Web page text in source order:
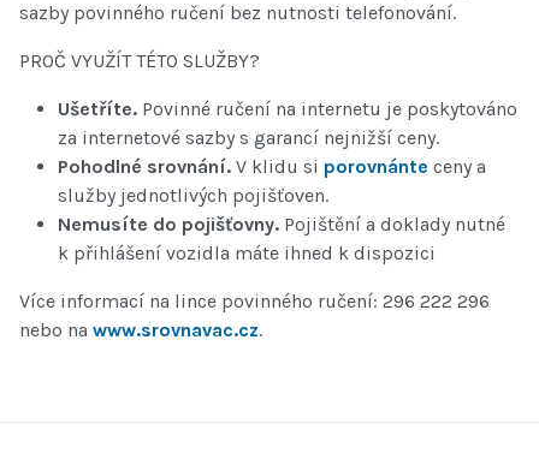
sazby povinného ručení bez nutnosti telefonování.
PROČ VYUŽÍT TÉTO SLUŽBY?
Ušetříte. Povinné ručení na internetu je poskytováno
za internetové sazby s garancí nejnižší ceny.
Pohodlné srovnání. V klidu si porovnánte ceny a
služby jednotlivých pojišťoven.
Nemusíte do pojišťovny. Pojištění a doklady nutné
k přihlášení vozidla máte ihned k dispozici
Více informací na lince povinného ručení: 296 222 296
nebo na www.srovnavac.cz.